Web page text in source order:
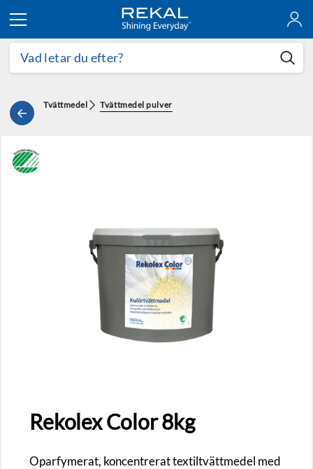
Hoppa till innehållet
Tvättmedel Tvättmedel pulver
Rekolex Color 8kg
Oparfymerat, koncentrerat textiltvättmedel med